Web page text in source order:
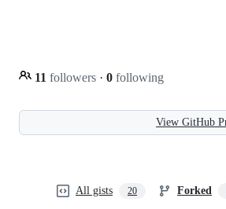
11 followers · 0 following
View GitHub
All gists 20 Forked